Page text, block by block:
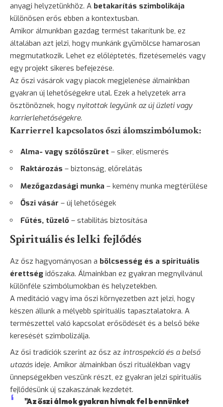
anyagi helyzetünkhöz. A betakarítás szimbolikája
különösen erős ebben a kontextusban.
Amikor álmunkban gazdag termést takarítunk be, ez
általában azt jelzi, hogy munkánk gyümölcse hamarosan
megmutatkozik. Lehet ez előléptetés, fizetésemelés vagy
egy projekt sikeres befejezése.
Az őszi vásárok vagy piacok megjelenése álmainkban
gyakran új lehetőségekre utal. Ezek a helyzetek arra
ösztönöznek, hogy nyitottak legyünk az új üzleti vagy
karrierlehetőségekre.
Karrierrel kapcsolatos őszi álomszimbólumok:
Alma- vagy szőlőszüret – siker, elismerés
Raktározás – biztonság, előrelátás
Mezőgazdasági munka – kemény munka megtérülése
Őszi vásár – új lehetőségek
Fűtés, tüzelő – stabilitás biztosítása
Spirituális és lelki fejlődés
Az ősz hagyományosan a bölcsesség és a spirituális
érettség időszaka. Álmainkban ez gyakran megnyilvánul
különféle szimbólumokban és helyzetekben.
A meditáció vagy ima őszi környezetben azt jelzi, hogy
készen állunk a mélyebb spirituális tapasztalatokra. A
természettel való kapcsolat erősödését és a belső béke
keresését szimbolizálja.
Az ősi tradíciók szerint az ősz az introspekció és a belső
utazás ideje. Amikor álmainkban őszi rituálékban vagy
ünnepségekben veszünk részt, ez gyakran jelzi spirituális
fejlődésünk új szakaszának kezdetét.
"Az őszi álmok gyakran hívnak fel bennünket